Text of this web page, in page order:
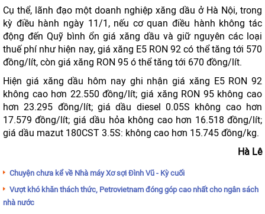
Cụ thể, lãnh đạo một doanh nghiệp xăng dầu ở Hà Nội, trong
kỳ điều hành ngày 11/1, nếu cơ quan điều hành không tác
động đến Quỹ bình ổn giá xăng dầu và giữ nguyên các loại
thuế phí như hiện nay, giá xăng E5 RON 92 có thể tăng tới 570
đồng/lít, còn giá xăng RON 95 ó thể tăng tới 670 đồng/lít.
Hiện giá xăng dầu hôm nay ghi nhận giá xăng E5 RON 92
không cao hơn 22.550 đồng/lít; giá xăng RON 95 không cao
hơn 23.295 đồng/lít; giá dầu diesel 0.05S không cao hơn
17.579 đồng/lít; giá dầu hỏa không cao hơn 16.518 đồng/lít;
giá dầu mazut 180CST 3.5S: không cao hơn 15.745 đồng/kg.
Hà Lê
Chuyện chưa kể về Nhà máy Xơ sợi Đình Vũ - Kỳ cuối
Vượt khó khăn thách thức, Petrovietnam đóng góp cao nhất cho ngân sách
nhà nước